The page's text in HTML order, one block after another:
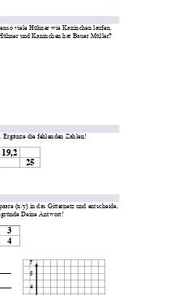
viele Hühner wie Kaninchen laufen.
und Kaninchen hat Bauer Müller?
die fehlenden Zahlen!
19,2
25
(x/y) in das Gitternetz und entscheide,
Deine Antwort!
3
4
y
5
4